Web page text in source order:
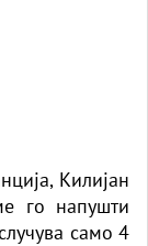
Килијан
го напушти
само 4